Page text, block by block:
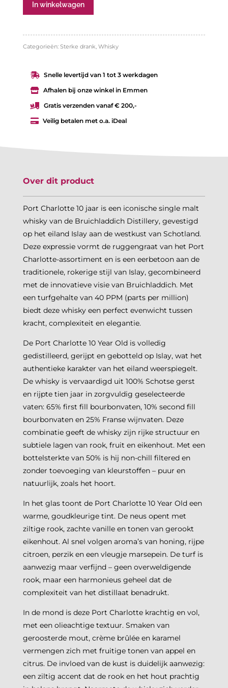
Port
10
jaar
In winkelwagen
Categorieën: Sterke drank, Whisky
 Snelle levertijd van 1 tot 3 werkdagen
 Afhalen bij onze winkel in Emmen
 Gratis verzenden vanaf € 200,-
 Veilig betalen met o.a. iDeal
Over dit product
Port Charlotte 10 jaar is een iconische single malt
whisky van de Bruichladdich Distillery, gevestigd
op het eiland Islay aan de westkust van Schotland.
Deze expressie vormt de ruggengraat van het Port
Charlotte-assortiment en is een eerbetoon aan de
traditionele, rokerige stijl van Islay, gecombineerd
met de innovatieve visie van Bruichladdich. Met
een turfgehalte van 40 PPM (parts per million)
biedt deze whisky een perfect evenwicht tussen
kracht, complexiteit en elegantie.
De Port Charlotte 10 Year Old is volledig
gedistilleerd, gerijpt en gebotteld op Islay, wat het
authentieke karakter van het eiland weerspiegelt.
De whisky is vervaardigd uit 100% Schotse gerst
en rijpte tien jaar in zorgvuldig geselecteerde
vaten: 65% first fill bourbonvaten, 10% second fill
bourbonvaten en 25% Franse wijnvaten. Deze
combinatie geeft de whisky zijn rijke structuur en
subtiele lagen van rook, fruit en eikenhout. Met een
bottelsterkte van 50% is hij non-chill filtered en
zonder toevoeging van kleurstoffen – puur en
natuurlijk, zoals het hoort.
In het glas toont de Port Charlotte 10 Year Old een
warme, goudkleurige tint. De neus opent met
ziltige rook, zachte vanille en tonen van gerookt
eikenhout. Al snel volgen aroma’s van honing, rijpe
citroen, perzik en een vleugje marsepein. De turf is
aanwezig maar verfijnd – geen overweldigende
rook, maar een harmonieus geheel dat de
complexiteit van het distillaat benadrukt.
In de mond is deze Port Charlotte krachtig en vol,
met een olieachtige textuur. Smaken van
geroosterde mout, crème brûlée en karamel
vermengen zich met fruitige tonen van appel en
citrus. De invloed van de kust is duidelijk aanwezig:
een ziltig accent dat de rook en het hout prachtig